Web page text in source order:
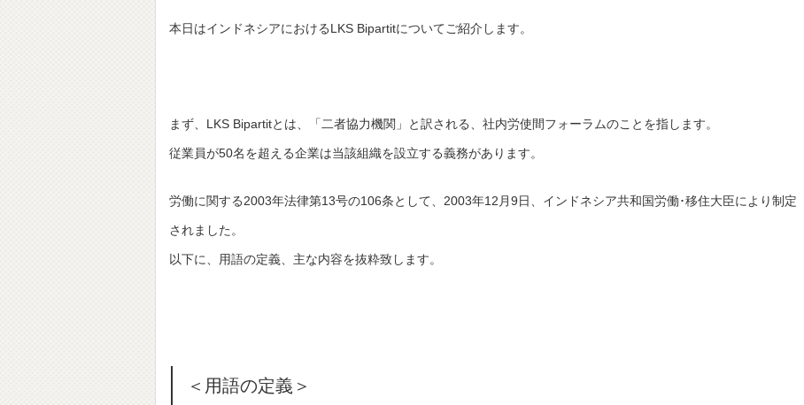
本日はインドネシアにおけるLKS Bipartitについてご紹介します。
まず、LKS Bipartitとは、「二者協力機関」と訳される、社内労使間フォーラムのことを指します。
従業員が50名を超える企業は当該組織を設立する義務があります。
労働に関する2003年法律第13号の106条として、2003年12月9日、インドネシア共和国労働･移住大臣により制定
されました。
以下に、用語の定義、主な内容を抜粋致します。
＜用語の定義＞